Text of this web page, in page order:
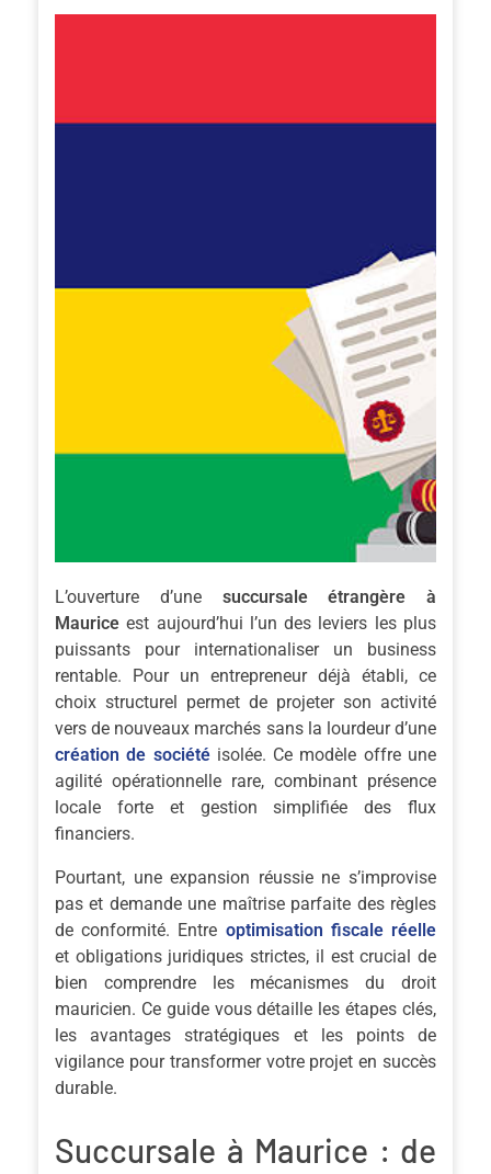
L’ouverture d’une succursale étrangère à
Maurice est aujourd’hui l’un des leviers les plus
puissants pour internationaliser un business
rentable. Pour un entrepreneur déjà établi, ce
choix structurel permet de projeter son activité
vers de nouveaux marchés sans la lourdeur d’une
création de sociétéisolée. Ce modèle offre une
agilité opérationnelle rare, combinant présence
locale forte et gestion simplifiée des flux
financiers.
Pourtant, une expansion réussie ne s’improvise
pas et demande une maîtrise parfaite des règles
de conformité. Entre optimisation fiscale réelle
et obligations juridiques strictes, il est crucial de
bien comprendre les mécanismes du droit
mauricien. Ce guide vous détaille les étapes clés,
les avantages stratégiques et les points de
vigilance pour transformer votre projet en succès
durable.
Succursale à Maurice : de